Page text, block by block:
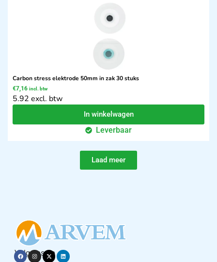
Carbon stress elektrode 50mm in zak 30 stuks
€7,16 incl. btw
5.92 excl. btw
In winkelwagen
Leverbaar
Laad meer
Volg ons op